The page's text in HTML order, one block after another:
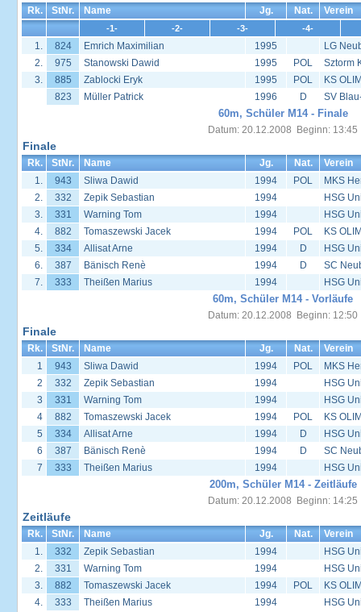
Rk. StNr. Name Jg. Nat. Verein
-1- -2- -3- -4-
1. 824 Emrich Maximilian 1995
LG
2.
975 Stanowski Dawid 1995 POL
Sztorm
3.
885 Zablocki Eryk 1995 POL
KS
823
Müller Patrick 1996 D SV
60m, Schüler M14 - Finale
Datum: 20.12.2008 Beginn: 13:45
Finale
Rk. StNr. Name Jg. Nat.
Verein
1.
943 Sliwa Dawid 1994 POL
MKS
2.
332 Zepik Sebastian 1994
HSG
3.
331 Warning Tom 1994
HSG
4.
882 Tomaszewski Jacek 1994 POL
KS
5.
334 Allisat Arne 1994 D
HSG
6.
387 Bänisch Renè 1994 D
SC
7.
333 Theißen Marius 1994 HSG
60m, Schüler M14 - Vorläufe
Datum: 20.12.2008 Beginn: 12:50
Finale
Rk. StNr. Name Jg. Nat.
Verein
1
943 Sliwa Dawid 1994 POL
MKS
2
332 Zepik Sebastian 1994
HSG
3
331 Warning Tom 1994
HSG
4
882 Tomaszewski Jacek 1994 POL
KS
5
334 Allisat Arne 1994 D
HSG
6
387 Bänisch Renè 1994 D
SC
7
333 Theißen Marius 1994 HSG
200m, Schüler M14 - Zeitläufe
Datum: 20.12.2008 Beginn: 14:25
Zeitläufe
Rk. StNr. Name Jg. Nat.
Verein
1.
332 Zepik Sebastian 1994
HSG
2.
331 Warning Tom 1994
HSG
3.
882 Tomaszewski Jacek 1994 POL
KS
4.
333 Theißen Marius 1994 HSG